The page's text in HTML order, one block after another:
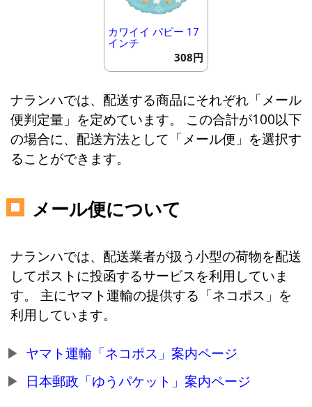
カワイイ パピー 17
インチ
308円
ナランハでは、配送する商品にそれぞれ「メール
便判定量」を定めています。 この合計が100以下
の場合に、配送方法として「メール便」を選択す
ることができます。
メール便について
ナランハでは、配送業者が扱う小型の荷物を配送
してポストに投函するサービスを利用していま
す。 主にヤマト運輸の提供する「ネコポス」を
利用しています。
ヤマト運輸「ネコポス」案内ページ
日本郵政「ゆうパケット」案内ページ